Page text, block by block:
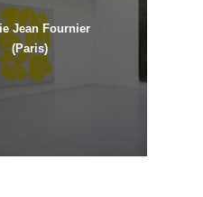
Jean Fournier
(Paris)